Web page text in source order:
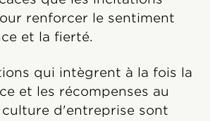
renforcer le sentiment
et la fierté.
qui intègrent à la fois la
et les récompenses au
d'entreprise sont